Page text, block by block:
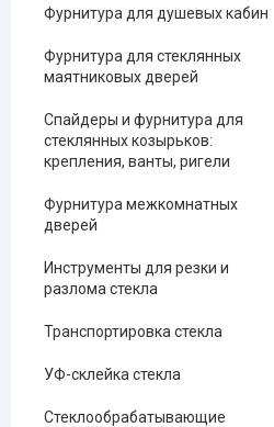
Фурнитура для душевых кабин
Фурнитура для стеклянных
маятниковых дверей
Спайдеры и фурнитура для
стеклянных козырьков:
крепления, ванты, ригели
Фурнитура межкомнатных
дверей
Инструменты для резки и
разлома стекла
Транспортировка стекла
УФ-склейка стекла
Стеклообрабатывающие